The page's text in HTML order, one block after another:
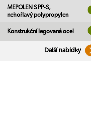
MEPOLEN S PP-S,
nehořlavý polypropylen
Konstrukční legovaná ocel
Další nabídky